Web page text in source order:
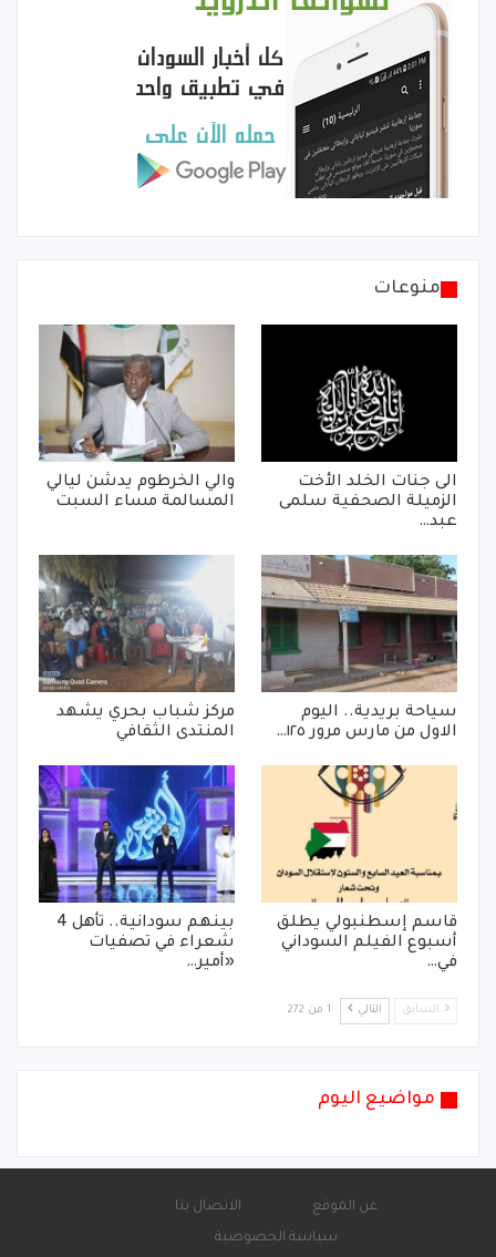
منوعات
الى جنات الخلد الأخت
الزميلة الصحفية سلمى
عبد…
والي الخرطوم يدشن ليالي
المسالمة مساء السبت
سياحة بريدية.. اليوم
الاول من مارس مرور ١٢٥…
مركز شباب بحري يشهد
المنتدى الثقافي
قاسم إسطنبولي يطلق
أسبوع الفيلم السوداني
في…
بينهم سودانية.. تأهل 4
شعراء في تصفيات
«أمير…
السابق التالي 1 من 272
مواضيع اليوم
عن الموقع
الاتصال بنا
سياسة الخصوصية